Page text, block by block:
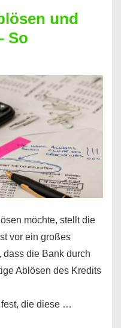
und
So
möchte, stellt die
vor ein großes
dass die Bank durch
Ablösen des Kredits
die diese …